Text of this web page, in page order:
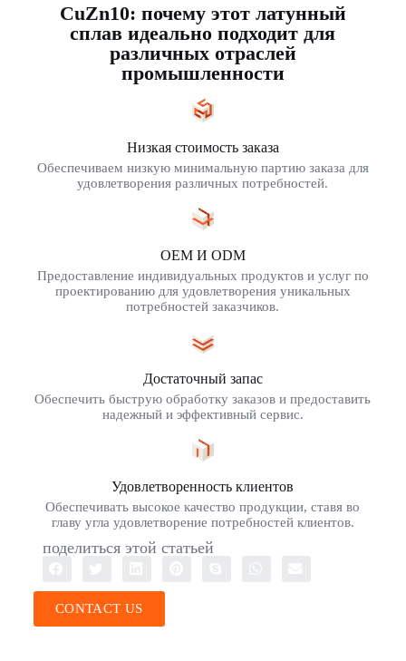
CuZn10: почему этот латунный
сплав идеально подходит для
различных отраслей
промышленности
Низкая стоимость заказа
Обеспечиваем низкую минимальную партию заказа для
удовлетворения различных потребностей.
OEM И ODM
Предоставление индивидуальных продуктов и услуг по
проектированию для удовлетворения уникальных
потребностей заказчиков.
Достаточный запас
Обеспечить быструю обработку заказов и предоставить
надежный и эффективный сервис.
Удовлетворенность клиентов
Обеспечивать высокое качество продукции, ставя во
главу угла удовлетворение потребностей клиентов.
поделиться этой статьей
CONTACT US